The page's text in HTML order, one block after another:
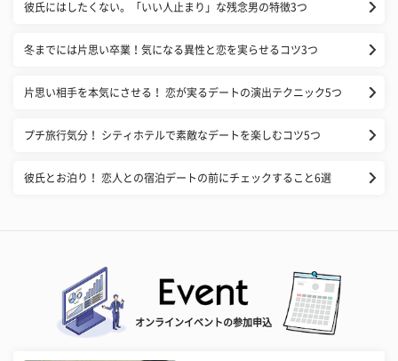
彼氏にはしたくない。「いい人止まり」な残念男の特徴3つ
冬までには片思い卒業！気になる異性と恋を実らせるコツ3つ
片思い相手を本気にさせる！ 恋が実るデートの演出テクニック5つ
プチ旅行気分！ シティホテルで素敵なデートを楽しむコツ5つ
彼氏とお泊り！ 恋人との宿泊デートの前にチェックすること6選
オンラインイベントの参加申込